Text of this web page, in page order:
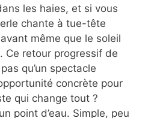
les haies, et si vous
chante à tue-tête
même que le soleil
Ce retour progressif de
qu’un spectacle
concrète pour
qui change tout ?
point d’eau. Simple, peu